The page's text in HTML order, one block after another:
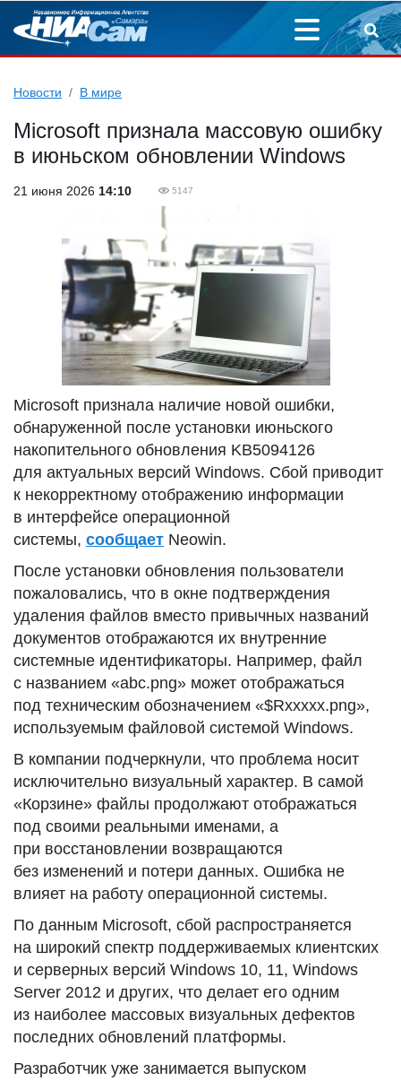
Новости В мире
Microsoft признала массовую ошибку
в июньском обновлении Windows
21 июня 2026 14:10 5147
Microsoft признала наличие новой ошибки,
обнаруженной после установки июньского
накопительного обновления KB5094126
для актуальных версий Windows. Сбой приводит
к некорректному отображению информации
в интерфейсе операционной
системы, сообщает Neowin.
После установки обновления пользователи
пожаловались, что в окне подтверждения
удаления файлов вместо привычных названий
документов отображаются их внутренние
системные идентификаторы. Например, файл
с названием «abc.png» может отображаться
под техническим обозначением «$Rxxxxx.png»,
используемым файловой системой Windows.
В компании подчеркнули, что проблема носит
исключительно визуальный характер. В самой
«Корзине» файлы продолжают отображаться
под своими реальными именами, а
при восстановлении возвращаются
без изменений и потери данных. Ошибка не
влияет на работу операционной системы.
По данным Microsoft, сбой распространяется
на широкий спектр поддерживаемых клиентских
и серверных версий Windows 10, 11, Windows
Server 2012 и других, что делает его одним
из наиболее массовых визуальных дефектов
последних обновлений платформы.
Разработчик уже занимается выпуском